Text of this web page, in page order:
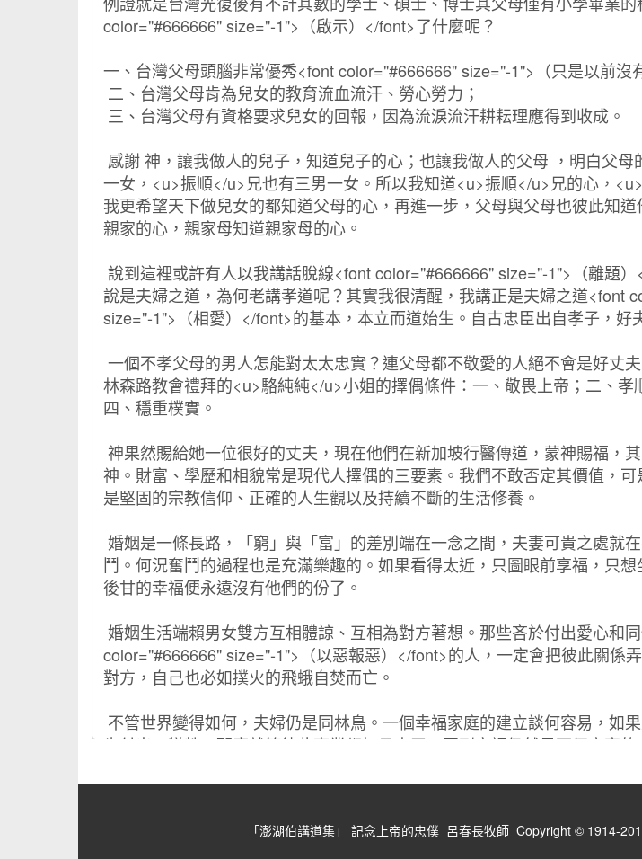
「澎湖伯講道集」 記念上帝的忠僕 呂春長牧師 Copyright © 1914-